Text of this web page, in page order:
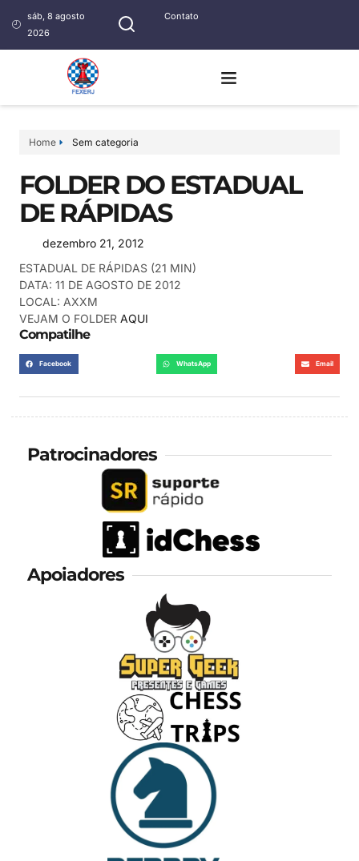
sáb, 8 agosto
2026
Contato
Home Sem categoria
FOLDER DO ESTADUAL
DE RÁPIDAS
dezembro 21, 2012
ESTADUAL DE RÁPIDAS (21 MIN)
DATA: 11 DE AGOSTO DE 2012
LOCAL: AXXM
VEJAM O FOLDER AQUI
Compatilhe
Facebook WhatsApp Email
Patrocinadores
Apoiadores